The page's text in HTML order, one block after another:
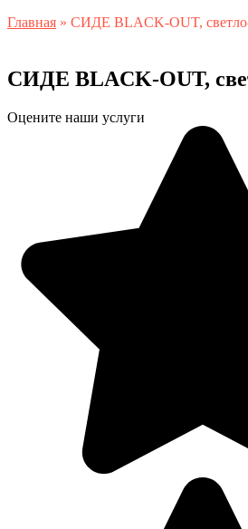
Главная » СИДЕ ВLACK-OUT,
СИДЕ ВLACK-OUT,
Оцените наши услуги